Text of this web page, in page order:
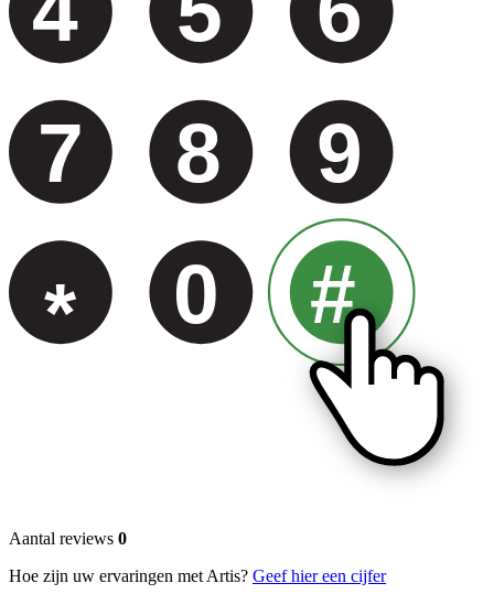
7
8 9
* 0 #
Aantal reviews 0
Hoe zijn uw ervaringen met Artis? Geef hier een cijfer